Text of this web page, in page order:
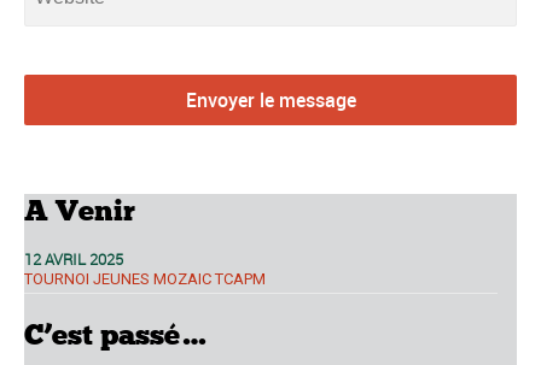
A Venir
12 AVRIL 2025
TOURNOI JEUNES MOZAIC TCAPM
C’est passé…